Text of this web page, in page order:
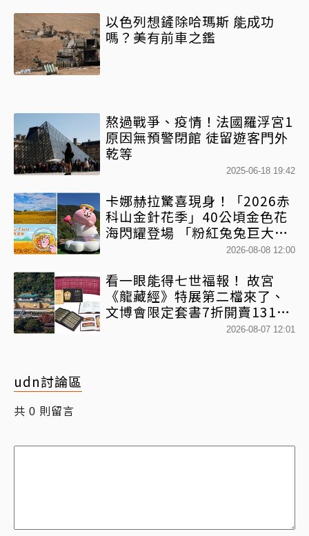
以色列想鏟除哈瑪斯 能成功
嗎？美有前車之鑑
熬過戰爭、疫情！法國羅浮宮1
原因無預警閉館 徒留遊客門外
乾等
2025-06-18 19:42
卡娜赫拉驚喜現身！「2026赤
科山金針花季」40公頃金色花
海閃耀登場 「粉紅兔兔巨大氣
球+超狂500樂遊券」快追
2026-08-08 12:00
看一眼能得七世福報！ 故宮
《龍藏經》特展第二檔來了、
文博會限定套書7折開賣131萬
網驚：貧窮限制想像2026-08-07 12:01
udn討論區
共 0 則留言